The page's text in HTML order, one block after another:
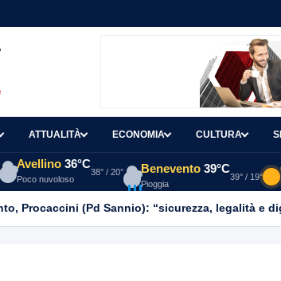
ATTUALITÀ ECONOMIA CULTURA
Avellino 36°C
Poco nuvoloso
38° / 20° Benevento 39°C
Pioggia
39° / 19°
Procaccini (Pd Sannio): “sicurezza, legalità e